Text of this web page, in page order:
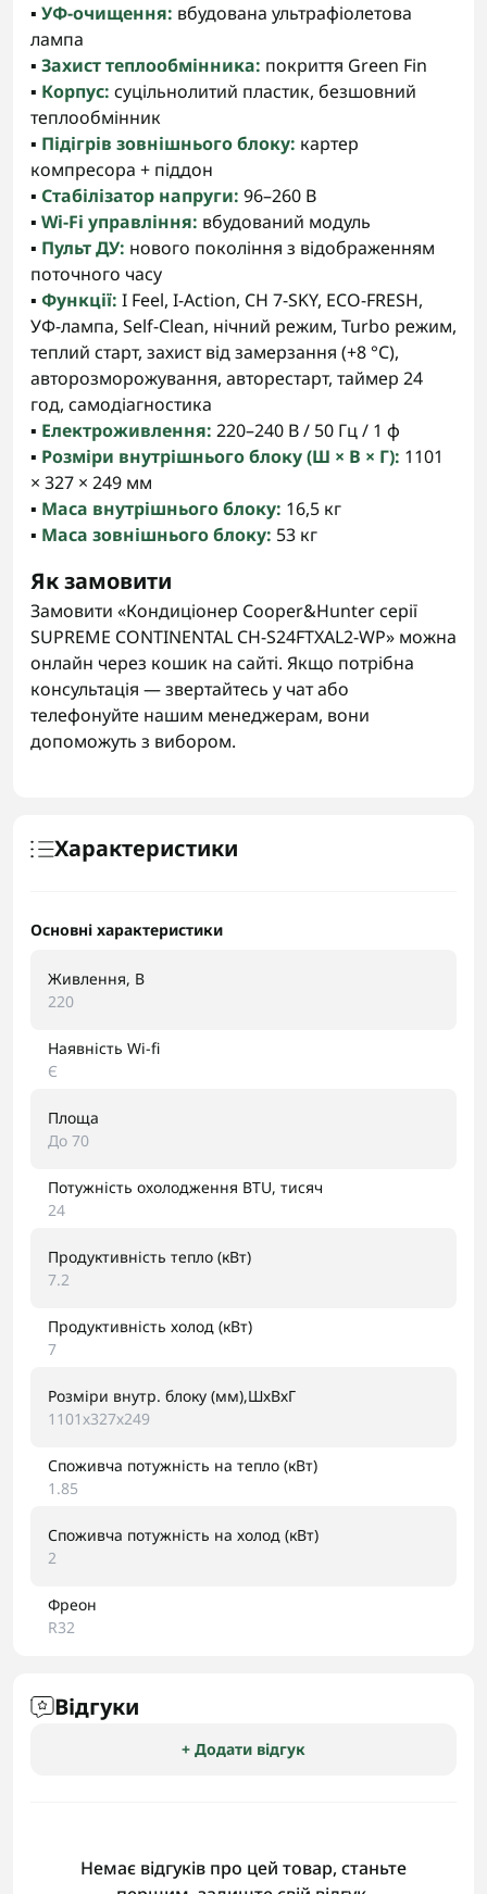
▪️ УФ-очищення: вбудована ультрафіолетова
лампа
▪️ Захист теплообмінника: покриття Green Fin
▪️ Корпус: суцільнолитий пластик, безшовний
теплообмінник
▪️ Підігрів зовнішнього блоку: картер
компресора + піддон
▪️ Стабілізатор напруги: 96–260 В
▪️ Wi-Fi управління: вбудований модуль
▪️ Пульт ДУ: нового покоління з відображенням
поточного часу
▪️ Функції: I Feel, I-Action, CH 7-SKY, ECO-FRESH,
УФ-лампа, Self-Clean, нічний режим, Turbo режим,
теплий старт, захист від замерзання (+8 °C),
авторозморожування, авторестарт, таймер 24
год, самодіагностика
▪️ Електроживлення: 220–240 В / 50 Гц / 1 ф
▪️ Розміри внутрішнього блоку (Ш × В × Г): 1101
× 327 × 249 мм
▪️ Маса внутрішнього блоку: 16,5 кг
▪️ Маса зовнішнього блоку: 53 кг
Як замовити
Замовити «Кондиціонер Cooper&Hunter серії
SUPREME CONTINENTAL CH-S24FTXAL2-WP» можна
онлайн через кошик на сайті. Якщо потрібна
консультація — звертайтесь у чат або
телефонуйте нашим менеджерам, вони
допоможуть з вибором.
Характеристики
Основні характеристики
Живлення, В
220
Наявність Wi-fi
Є
Площа
До 70
Потужність охолодження BTU, тисяч
24
Продуктивність тепло (кВт)
7.2
Продуктивність холод (кВт)
7
Розміри внутр. блоку (мм),ШхВхГ
1101х327х249
Споживча потужність на тепло (кВт)
1.85
Споживча потужність на холод (кВт)
2
Фреон
R32
Відгуки
+ Додати відгук
Немає відгуків про цей товар, станьте